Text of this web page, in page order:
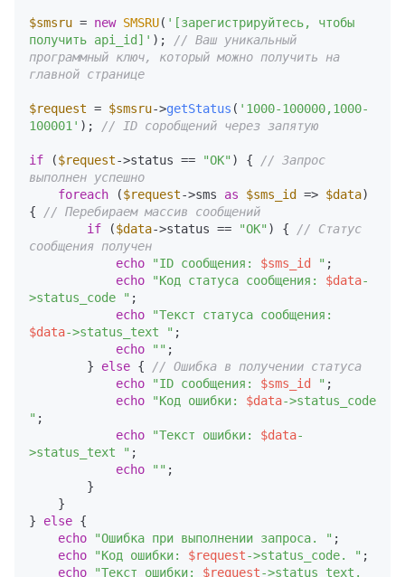
$smsru = new SMSRU( '[зарегистрируйтесь, чтобы
получить api_id]' );
// Ваш уникальный
программный ключ, который можно получить на
главной странице
$request = $smsru->getStatus ( '1000-100000,1000-
100001' ); // ID соробщений через запятую
if ($request->status == "OK" ) {
// Запрос
выполнен успешно
foreach ($request->sms as $sms_id => $data)
{
// Перебираем массив сообщений
if ($data->status == "OK" ) {
// Статус
сообщения получен
echo
"ID сообщения: $sms_id " ;
echo
"Код статуса сообщения: $data-
>status_code " ;
echo
$data->status_text " ;
echo
"" ;
        }
else {
// Ошибка в получении статуса
echo
"ID сообщения: $sms_id " ;
echo
"Код ошибки: $data->status_code
" ;
echo
"Текст ошибки: $data-
>status_text " ;
echo
"" ;
} else {
echo
"Ошибка при выполнении запроса. " ;
echo
"Код ошибки: $request->status_code. " ;
echo
"Текст ошибки: $request->status_text.